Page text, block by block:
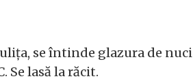
se întinde glazura de nuci
Se lasă la răcit.